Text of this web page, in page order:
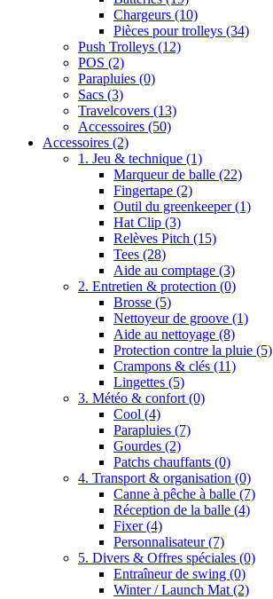
Chargeurs (10)
Pièces pour trolleys (34)
Push Trolleys (12)
POS (2)
Parapluies (0)
Sacs (3)
Travelcovers (13)
Accessoires (50)
Accessoires (2)
1. Jeu & technique (1)
Marqueur de balle (22)
Fingertape (2)
Outil du greenkeeper(1)
Hat Clip (3)
Relèves Pitch (15)
Tees (28)
Aide au comptage (3)
2. Entretien & protection (0)
Brosse (5)
Nettoyeur de groove (1)
Aide au nettoyage (8)
Protection contre la pluie (5)
Crampons & clés (11)
Lingettes (5)
3. Météo & confort (0)
Cool (4)
Parapluies (7)
Gourdes (2)
Patchs chauffants (0)
4. Transport & organisation (0)
Canne à pêche à balle (7)
Réception de la balle (4)
Fixer(4)
Personnalisateur(7)
5. Divers & Offres spéciales (0)
Entraîneur de swing (0)
Winter / Launch Mat (2)